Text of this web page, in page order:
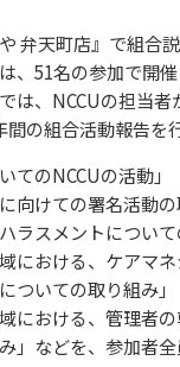
弁天町店』で組合
、51名の参加で開催
は、NCCUの担当者
の組合活動報告を
てのNCCUの活動」
向けての署名活動の
ラスメントについて
における、ケアマ
ついての取り組み」
における、管理者
」などを、参加者